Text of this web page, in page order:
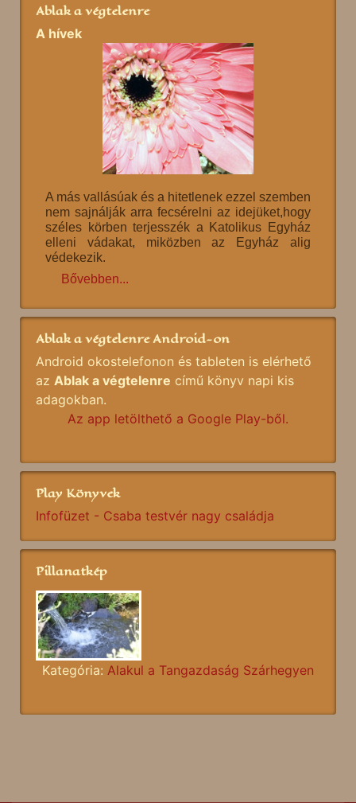
Ablak a végtelenre
A hívek
A más vallásúak és a hitetlenek ezzel szemben
nem sajnálják arra fecsérelni az idejüket,hogy
széles körben terjesszék a Katolikus Egyház
elleni vádakat, miközben az Egyház alig
védekezik.
Bővebben...
Ablak a végtelenre Android-on
Android okostelefonon és tableten is elérhető
az Ablak a végtelenre című könyv napi kis
adagokban.
Az app letölthető a Google Play-ből.
Play Könyvek
Infofüzet - Csaba testvér nagy családja
Pillanatkép
Kategória: Alakul a Tangazdaság Szárhegyen